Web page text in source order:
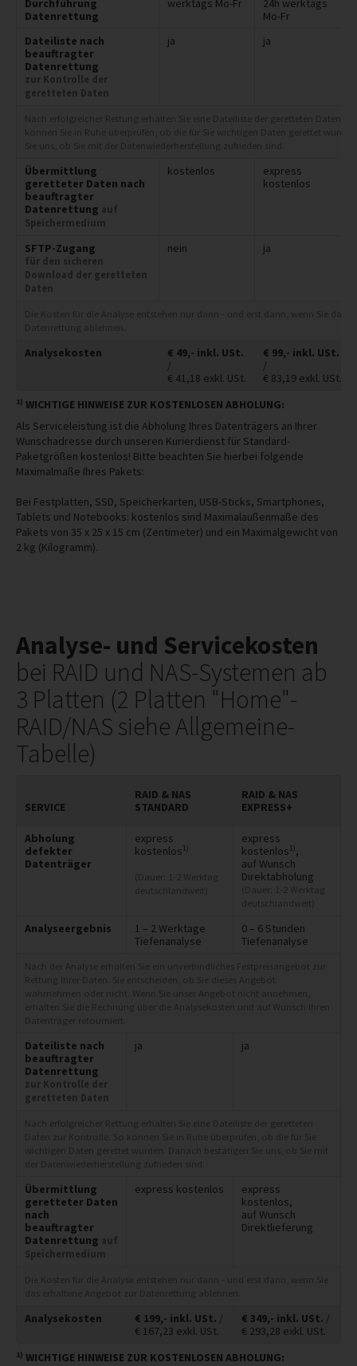
Durchführung
Datenrettung
werktags Mo-Fr
24h werktags
Mo-Fr
Dateiliste nach
beauftragter
Datenrettung
zur Kontrolle der
geretteten Daten
ja ja
Übermittlung
geretteter Daten nach
beauftragter
Datenrettung auf
Speichermedium
kostenlos
express
kostenlos
SFTP-Zugang
für den sicheren
Download der geretteten
Daten
nein ja
Analysekosten € 49,- inkl. USt.
/
€ 41,18 exkl. USt.
€ 99,- inkl. USt.
/
€ 83,19 exkl. USt.
1) WICHTIGE HINWEISE ZUR KOSTENLOSEN ABHOLUNG:
Als Serviceleistung ist die Abholung Ihres Datenträgers an Ihrer
Wunschadresse durch unseren Kurierdienst für Standard-
Paketgrößen kostenlos! Bitte beachten Sie hierbei folgende
Maximalmaße Ihres Pakets:
Bei Festplatten, SSD, Speicherkarten, USB-Sticks, Smartphones,
Tablets und Notebooks: kostenlos sind Maximalaußenmaße des
Pakets von 35 x 25 x 15 cm (Zentimeter) und ein Maximalgewicht von
2 kg (Kilogramm).
Analyse- und Servicekosten
bei RAID und NAS-Systemen ab
3 Platten (2 Platten "Home"-
RAID/NAS siehe Allgemeine-
Tabelle)
SERVICE
RAID & NAS
STANDARD
RAID & NAS
EXPRESS+
Abholung
defekter
Datenträger
express
kostenlos1)
(Dauer: 1-2 Werktag
deutschlandweit)
express
kostenlos1),
auf Wunsch
Direktabholung
(Dauer: 1-2 Werktag
deutschlandweit)
Analyseergebnis
1 – 2 Werktage
Tiefenanalyse
0 – 6 Stunden
Tiefenanalyse
Dateiliste nach
beauftragter
Datenrettung
zur Kontrolle der
geretteten Daten
ja ja
Übermittlung
geretteter Daten
nach
beauftragter
Datenrettung auf
Speichermedium
express kostenlos
express
kostenlos,
auf Wunsch
Direktlieferung
Analysekosten € 199,- inkl. USt. /
€ 167,23 exkl. USt.
€ 349,- inkl. USt. /
€ 293,28 exkl. USt.
1) WICHTIGE HINWEISE ZUR KOSTENLOSEN ABHOLUNG: